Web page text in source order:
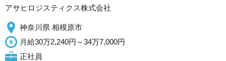
アサヒロジスティクス株式会社
神奈川県 相模原市
月給30万2,240円～34万7,000円
正社員